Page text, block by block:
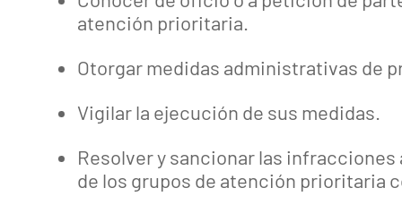
atención prioritaria.
Otorgar medidas administrativas de
Vigilar la ejecución de sus medidas.
Resolver y sancionar las
de los grupos de atención prioritaria